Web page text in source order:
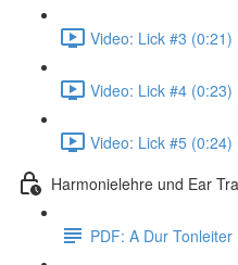
Video: Lick #3 (0:21)
Video: Lick #4 (0:23)
Video: Lick #5 (0:24)
Harmonielehre und Ear
PDF: A Dur Tonleiter